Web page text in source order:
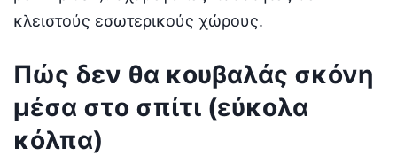
κλειστούς εσωτερικούς χώρους.
Πώς δεν θα κουβαλάς σκόνη
μέσα στο σπίτι (εύκολα
κόλπα)